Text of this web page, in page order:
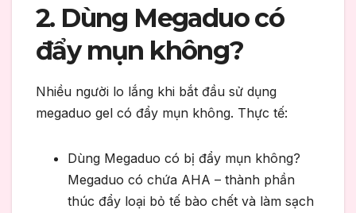
2. Dùng Megaduo có
đẩy mụn không?
Nhiều người lo lắng khi bắt đầu sử dụng
megaduo gel có đẩy mụn không. Thực tế:
Dùng Megaduo có bị đẩy mụn không?
Megaduo có chứa AHA – thành phần
thúc đẩy loại bỏ tế bào chết và làm sạch